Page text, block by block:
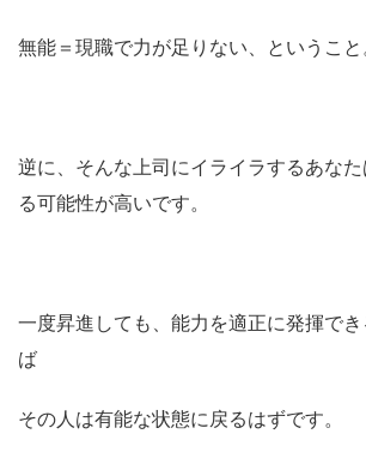
無能＝現職で力が足りない、ということ
逆に、そんな上司にイライラするあな
る可能性が高いです。
一度昇進しても、能力を適正に発揮で
ば
その人は有能な状態に戻るはずです。